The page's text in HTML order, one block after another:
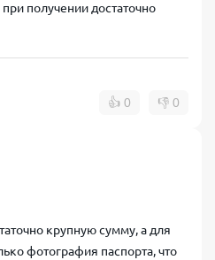
получении достаточно
👍 0 👎 0
крупную сумму, а для
фотография паспорта, что